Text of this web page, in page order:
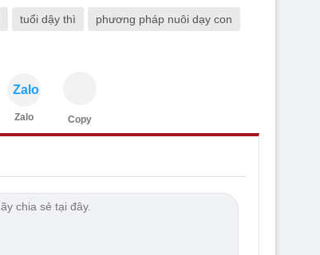
tuổi dậy thì phương pháp nuôi dạy con
Zalo
Zalo Copy